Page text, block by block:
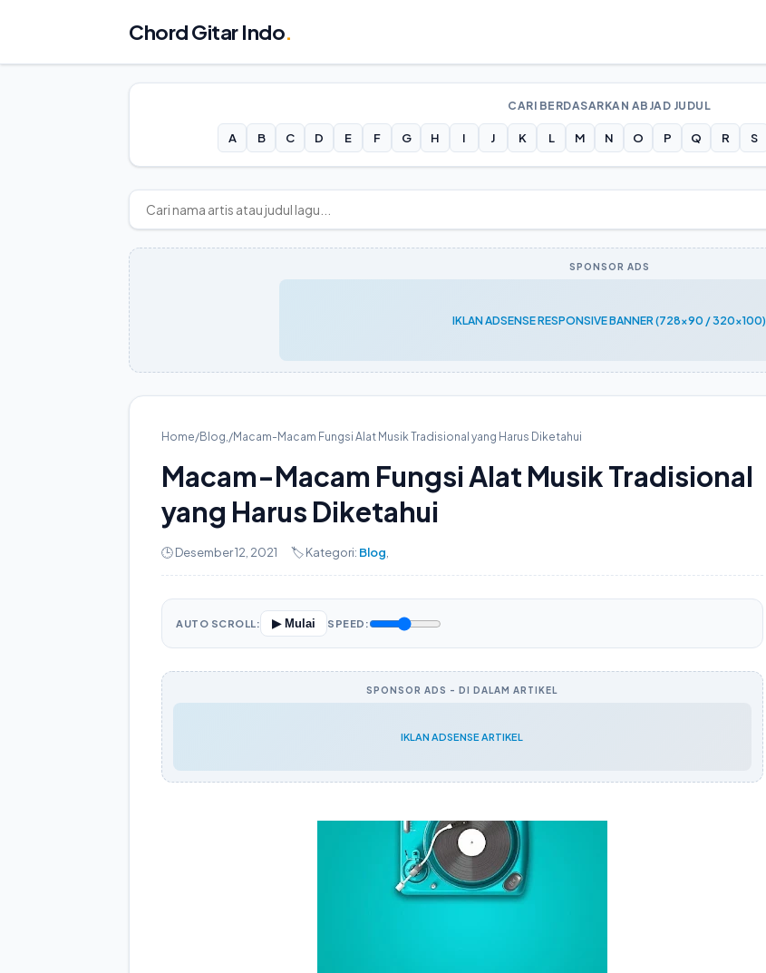
Chord Gitar Indo.
CARI BERDASARKAN ABJAD JUDUL
A B C D E F G H I J K L M N O P Q R S
SPONSOR ADS
IKLAN ADSENSE RESPONSIVE BANNER (728x90 / 320x100)
Home/Blog,/Macam-Macam Fungsi Alat Musik Tradisional yang Harus Diketahui
Macam-Macam Fungsi Alat Musik Tradisional
yang Harus Diketahui
🕒 Desember 12, 2021 🏷️ Kategori: Blog
AUTO SCROLL: ▶ Mulai SPEED:
SPONSOR ADS - DI DALAM ARTIKEL
IKLAN ADSENSE ARTIKEL